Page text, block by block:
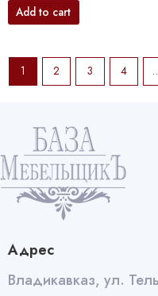
Add to cart
1 2 3 4
Адрес
Владикавказ, ул.